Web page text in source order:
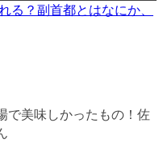
る？副首都とはなにか、
で美味しかったもの！佐